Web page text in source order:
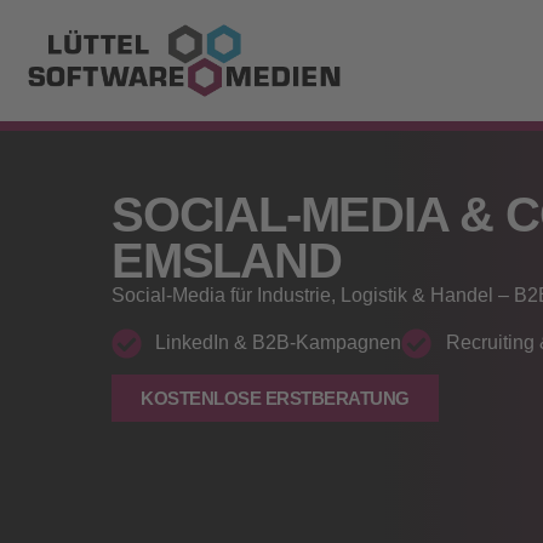
SOCIAL‑MEDIA &
EMSLAND
Social‑Media für Industrie, Logistik & Handel –
LinkedIn & B2B‑Kampagnen Recruiting
KOSTENLOSE ERSTBERATUNG